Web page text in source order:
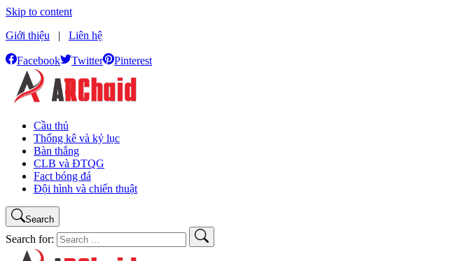
Skip to content
Giới thiệu
| Liên hệ
Facebook Twitter Pinterest
Cầu thủ
Thống kê và kỷ lục
Bàn thắng
CLB và ĐTQG
Fact bóng đá
Đội hình và chiến thuật
Search
Search for: